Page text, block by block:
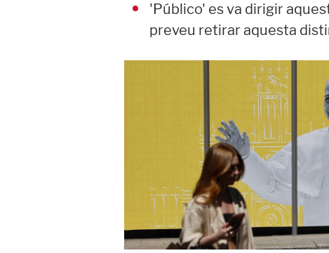
'Público' es va dirigir
preveu retirar aquesta